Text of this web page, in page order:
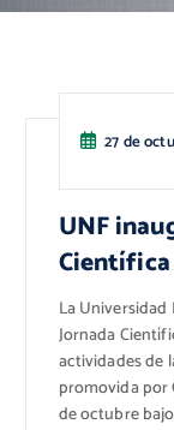
27 de
UNF
La
Jornada
actividades de
promovida por
de octubre